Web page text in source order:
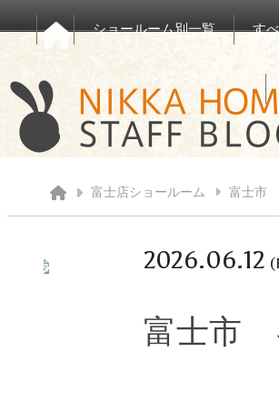
ショールーム別一覧 す
富士店ショールーム 富士市
2026.06.12
富士市